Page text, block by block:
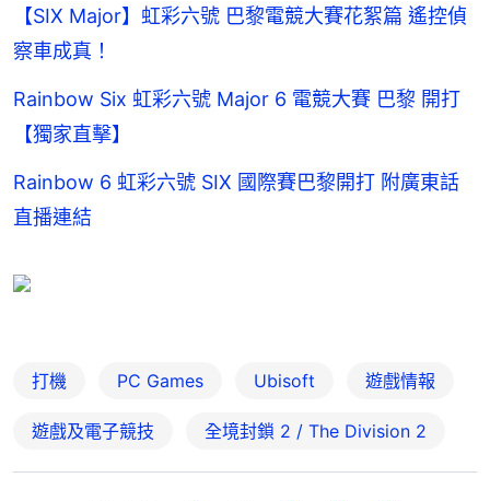
【SIX Major】虹彩六號 巴黎電競大賽花絮篇 遙控偵
察車成真！
Rainbow Six 虹彩六號 Major 6 電競大賽 巴黎 開打
【獨家直擊】
Rainbow 6 虹彩六號 SIX 國際賽巴黎開打 附廣東話
直播連結
打機 PC Games Ubisoft 遊戲情報
遊戲及電子競技 全境封鎖 2 / The Division 2